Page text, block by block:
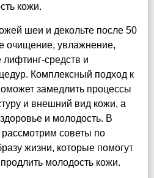
кожи.
шеи и декольте после 50
очищение, увлажнение,
средств и
Комплексный подход к
замедлить процессы
и внешний вид кожи, а
и молодость. В
советы по
жизни, которые помогут
молодость кожи.